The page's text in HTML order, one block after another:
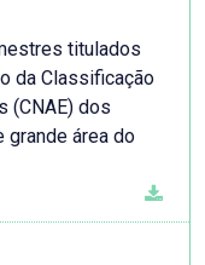
titulados
da Classificação
(CNAE) dos
área do